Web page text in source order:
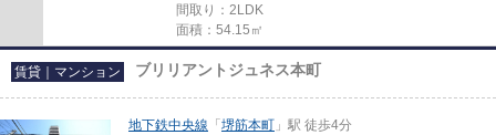
間取り：2LDK
面積：54.15㎡
賃貸｜マンション ブリリアントジュネス本町
地下鉄中央線 「 堺筋本町 」駅 徒歩4分